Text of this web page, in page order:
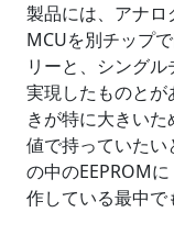
製品には、アナ
MCUを別チップ
リーと、シング
実現したものと
きが特に大きい
値で持っていた
の中のEEPROM
作している最中で